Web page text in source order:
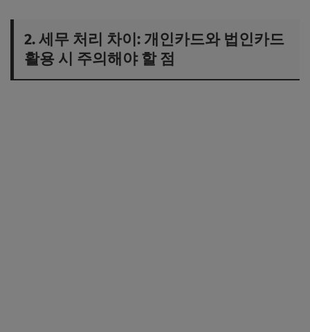
2. 세무 처리 차이: 개인카드와 법인카드
활용 시 주의해야 할 점